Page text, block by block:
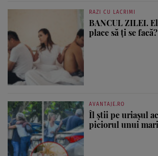
RAZI CU LACRIMI
BANCUL ZILEI.
place să ți se facă?
AVANTAJE.RO
Îl știi pe uriașul
piciorul unui